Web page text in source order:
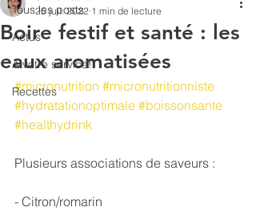
Tous les posts
Actus
A votre service!
Recettes
Boire festif et santé : les
eaux aromatisées
25 juil. 2022 1 min de lecture
#micronutrition #micronutritionniste
#hydratationoptimale #boissonsante
#healthydrink
Plusieurs associations de saveurs :
- Citron/romarin